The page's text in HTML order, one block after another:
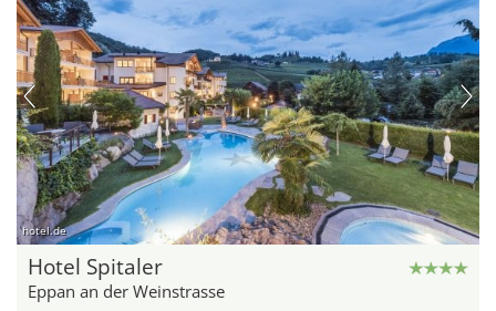
hotel.de
Hotel Spitaler
Eppan an der Weinstrasse